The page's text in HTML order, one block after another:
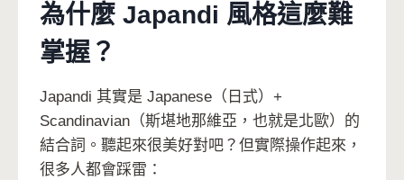
為什麼 Japandi 風格這麼難
掌握？
Japandi 其實是 Japanese（日式）+
Scandinavian（斯堪地那維亞，也就是北歐）的
結合詞。聽起來很美好對吧？但實際操作起來，
很多人都會踩雷：